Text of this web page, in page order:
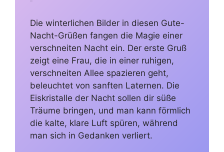
Die winterlichen Bilder in diesen Gute-
Nacht-Grüßen fangen die Magie einer
verschneiten Nacht ein. Der erste Gruß
zeigt eine Frau, die in einer ruhigen,
verschneiten Allee spazieren geht,
beleuchtet von sanften Laternen. Die
Eiskristalle der Nacht sollen dir süße
Träume bringen, und man kann förmlich
die kalte, klare Luft spüren, während
man sich in Gedanken verliert.